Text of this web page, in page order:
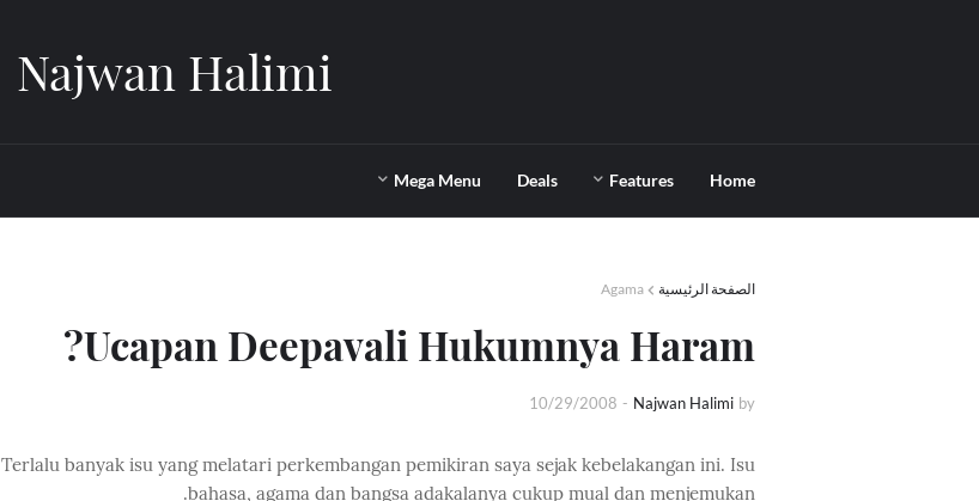
Najwan Halimi
Home
Features
Deals
Mega Menu
الصفحة الرئيسية Agama
Ucapan Deepavali Hukumnya Haram?
by
Najwan Halimi
-
10/29/2008
Terlalu banyak isu yang melatari perkembangan pemikiran saya sejak kebelakangan ini. Isu
bahasa, agama dan bangsa adakalanya cukup mual dan menjemukan.